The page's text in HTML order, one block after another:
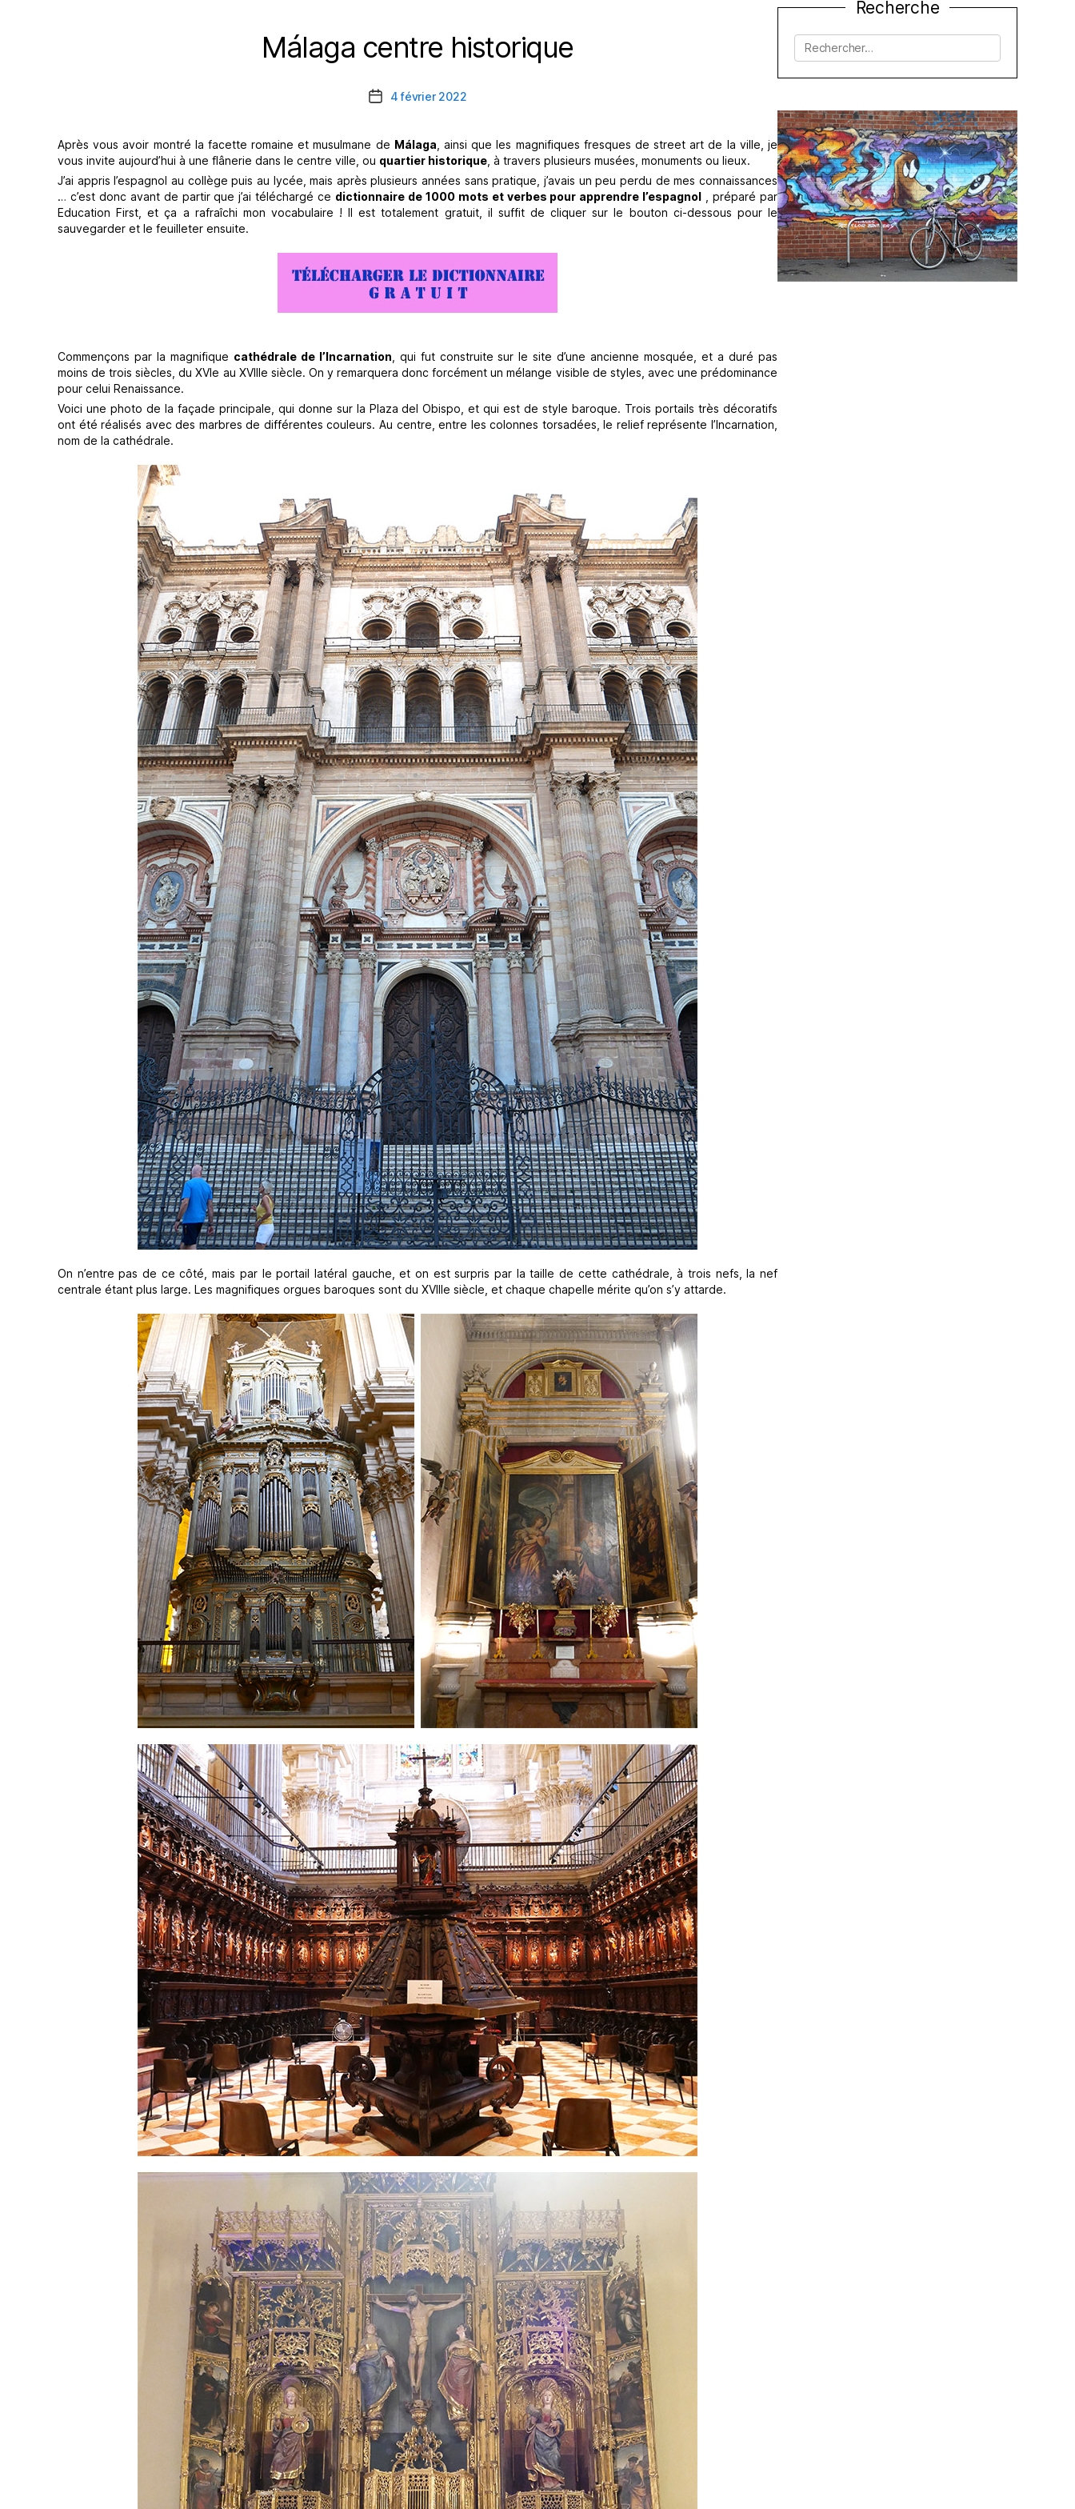
Catégories
Málaga centre historique
Date4 février 2022
Après vous avoir montré la facette romaine et musulmane de Málaga , ainsi que les magnifiques fresques de street art de la ville, je
vous invite aujourd’hui à une flânerie dans le centre ville, ou quartier historique , à travers plusieurs musées, monuments ou lieux.
J’ai appris l’espagnol au collège puis au lycée, mais après plusieurs années sans pratique, j’avais un peu perdu de mes connaissances
… c’est donc avant de partir que j’ai téléchargé ce dictionnaire de 1000 mots et verbes pour apprendre l’espagnol , préparé par
Education First, et ça a rafraîchi mon vocabulaire ! Il est totalement gratuit, il suffit de cliquer sur le bouton ci-dessous pour le
sauvegarder et le feuilleter ensuite.
Commençons par la magnifique cathédrale de l’Incarnation , qui fut construite sur le site d’une ancienne mosquée, et a duré pas
moins de trois siècles, du XVIe au XVIIIe siècle. On y remarquera donc forcément un mélange visible de styles, avec une prédominance
pour celui Renaissance.
Voici une photo de la façade principale, qui donne sur la Plaza del Obispo, et qui est de style baroque. Trois portails très décoratifs
ont été réalisés avec des marbres de différentes couleurs. Au centre, entre les colonnes torsadées, le relief représente l’Incarnation,
nom de la cathédrale.
On n’entre pas de ce côté, mais par le portail latéral gauche, et on est surpris par la taille de cette cathédrale, à trois nefs, la nef
centrale étant plus large. Les magnifiques orgues baroques sont du XVIIIe siècle, et chaque chapelle mérite qu’on s’y attarde.
Recherche
Rechercher :